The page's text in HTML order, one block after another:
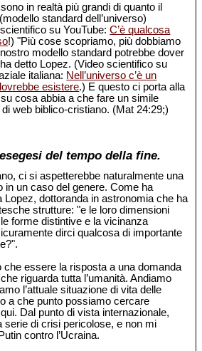
in realtà più grandi di quanto il
standard dell’universo)
su YouTube:C’è qualcosa
!) "Più cose scopriamo, più dobbiamo
modello standard potrebbe dover
detto Lopez. (Video scientifico su
italiana: Nell’universo c’è un
esistere.) E questo ci porta alla
cosa abbia a che fare un simile
web biblico-cristiano. (Mat 24:29;)
del tempo della fine.
ci si aspetterebbe naturalmente una
in un caso del genere. Come ha
Lopez, dottoranda in astronomia che ha
strutture: "e le loro dimensioni
forme distintive e la vicinanza
dirci qualcosa di importante
che essere la risposta a una domanda
riguarda tutta l’umanità. Andiamo
l’attuale situazione di vita delle
a che punto possiamo cercare
Dal punto di vista internazionale,
serie di crisi pericolose, e non mi
contro l’Ucraina.